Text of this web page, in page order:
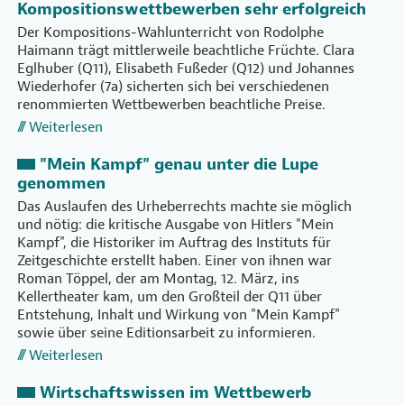
Kompositionswettbewerben sehr erfolgreich
Der Kompositions-Wahlunterricht von Rodolphe
Haimann trägt mittlerweile beachtliche Früchte. Clara
Eglhuber (Q11), Elisabeth Fußeder (Q12) und Johannes
Wiederhofer (7a) sicherten sich bei verschiedenen
renommierten Wettbewerben beachtliche Preise.
Weiterlesen
"Mein Kampf" genau unter die Lupe
genommen
Das Auslaufen des Urheberrechts machte sie möglich
und nötig: die kritische Ausgabe von Hitlers "Mein
Kampf", die Historiker im Auftrag des Instituts für
Zeitgeschichte erstellt haben. Einer von ihnen war
Roman Töppel, der am Montag, 12. März, ins
Kellertheater kam, um den Großteil der Q11 über
Entstehung, Inhalt und Wirkung von "Mein Kampf"
sowie über seine Editionsarbeit zu informieren.
Weiterlesen
Wirtschaftswissen im Wettbewerb